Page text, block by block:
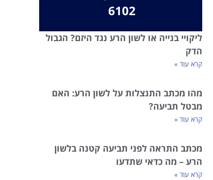
6102
ליקויי בנייה או לשון הרע נגד היזם? הגבול
הדק
קרא עוד »
מהו מכתב התנצלות על לשון הרע: האם
מבטל תביעה?
קרא עוד »
מכתב התראה לפני תביעה קטנה בלשון
הרע – מה כדאי שתדעו
קרא עוד »